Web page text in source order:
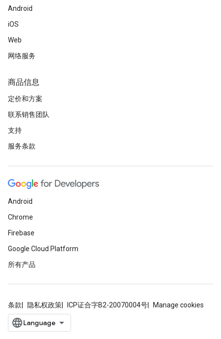
Android
iOS
Web
网络服务
商品信息
定价和方案
联系销售团队
支持
服务条款
Android
Chrome
Firebase
Google Cloud Platform
所有产品
条款 隐私权政策 ICP证合字B2-20070004号 Manage cookies